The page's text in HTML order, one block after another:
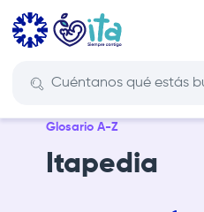
Pasar
principal
Glosario A-Z
Itapedia